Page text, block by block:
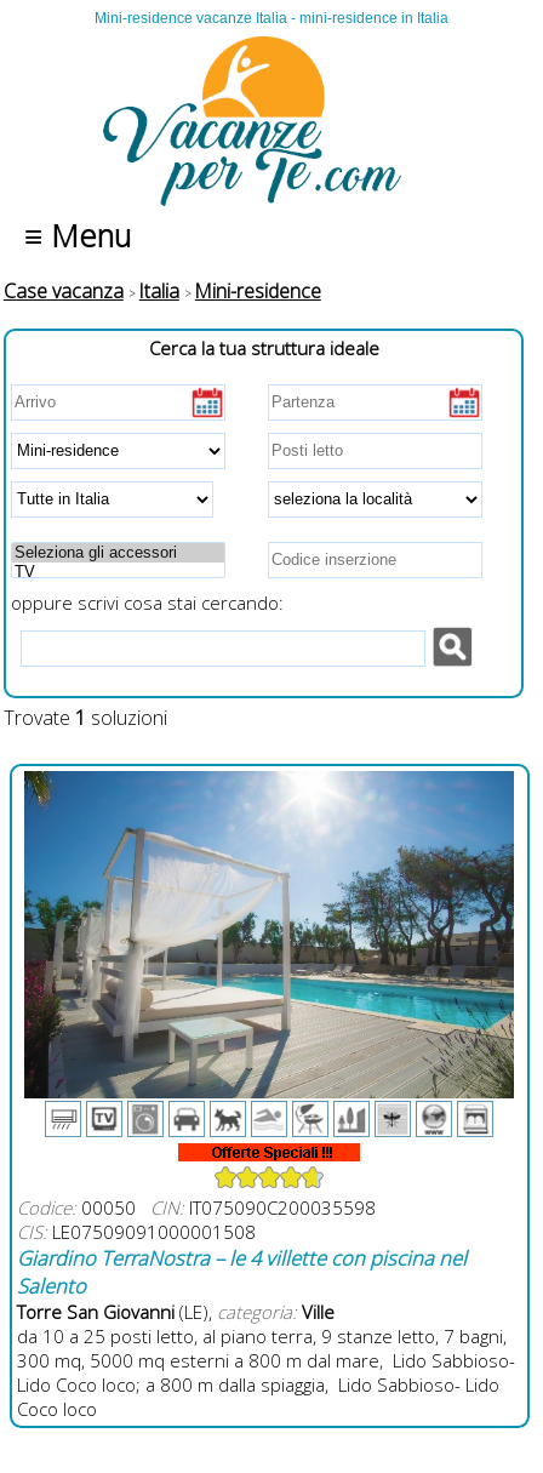
Mini-residence vacanze Italia - mini-residence in Italia
≡ Menu
Case vacanza Italia Mini-residence
Cerca la tua struttura ideale
oppure scrivi cosa stai cercando:
Trovate 1 soluzioni
Codice:00050 CIN:IT075090C200035598
CIS:LE07509091000001508
Giardino TerraNostra – le 4 villette con piscina nel
Salento
Torre San Giovanni(LE), categoria: Ville
da 10 a 25 posti letto, al piano terra, 9 stanze letto, 7 bagni,
300 mq, 5000 mq esterni a 800 m dal mare, Lido Sabbioso-
Lido Coco loco; a 800 m dalla spiaggia, Lido Sabbioso- Lido
Coco loco